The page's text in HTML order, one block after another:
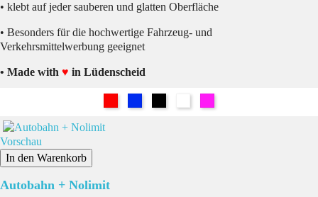
• klebt auf jeder sauberen und glatten Oberfläche
• Besonders für die hochwertige Fahrzeug- und
Verkehrsmittelwerbung geeignet
• Made with ♥ in Lüdenscheid
Vorschau
In den Warenkorb
Autobahn + Nolimit